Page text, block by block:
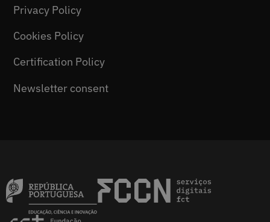
Privacy Policy
Cookies Policy
Certification Policy
Newsletter consent